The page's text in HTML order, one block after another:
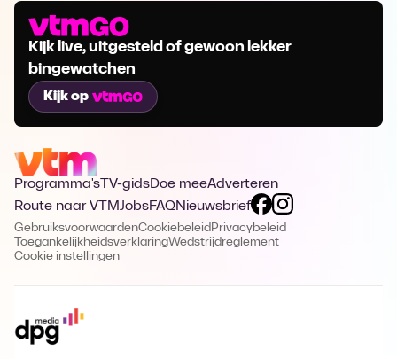
Kijk live, uitgesteld of gewoon lekker
bingewatchen
Kijk op
Programma's TV-gidsDoe meeAdverteren
Route naar VTMJobsFAQNieuwsbrief
GebruiksvoorwaardenCookiebeleid Privacybeleid
ToegankelijkheidsverklaringWedstrijdreglement
Cookie instellingen